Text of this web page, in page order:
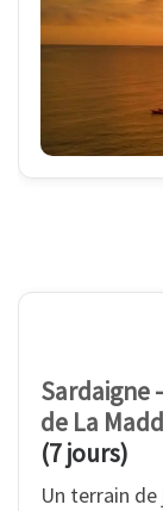
Sardaigne
de La
(7 jours)
Un terrain